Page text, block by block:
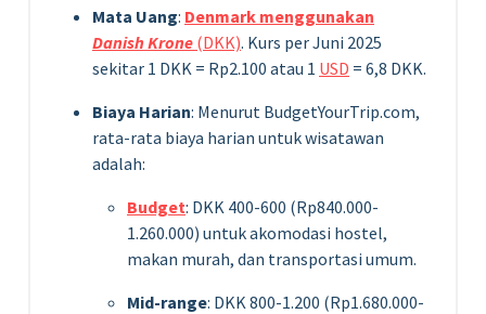
Mata Uang: Denmark menggunakan
Danish Krone (DKK). Kurs per Juni 2025
sekitar 1 DKK = Rp2.100 atau 1 USD = 6,8 DKK.
Biaya Harian: Menurut BudgetYourTrip.com,
rata-rata biaya harian untuk wisatawan
adalah:
Budget: DKK 400-600 (Rp840.000-
1.260.000) untuk akomodasi hostel,
makan murah, dan transportasi umum.
Mid-range: DKK 800-1.200 (Rp1.680.000-